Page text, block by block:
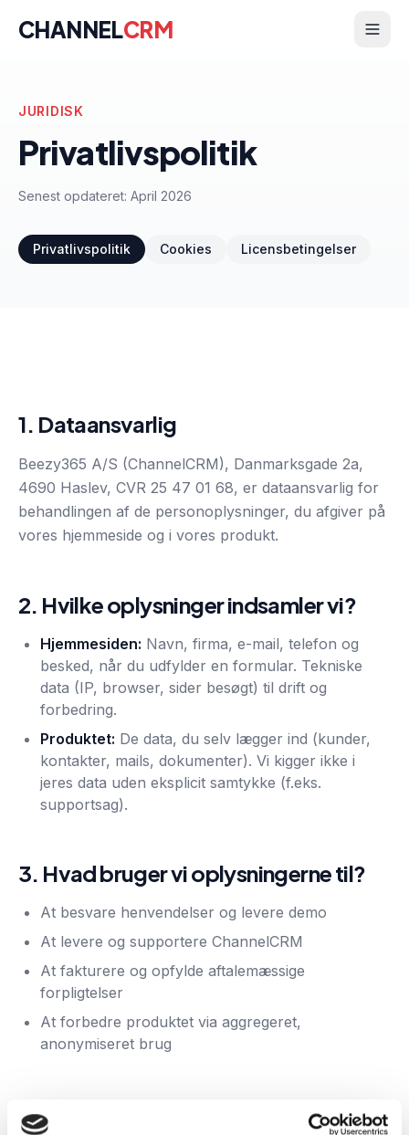
CHANNELCRM
JURIDISK
Privatlivspolitik
Senest opdateret: April 2026
Privatlivspolitik Cookies Licensbetingelser
1. Dataansvarlig
Beezy365 A/S (ChannelCRM), Danmarksgade 2a,
4690 Haslev, CVR 25 47 01 68, er dataansvarlig for
behandlingen af de personoplysninger, du afgiver på
vores hjemmeside og i vores produkt.
2. Hvilke oplysninger indsamler vi?
Hjemmesiden: Navn, firma, e-mail, telefon og
besked, når du udfylder en formular. Tekniske
data (IP, browser, sider besøgt) til drift og
forbedring.
Produktet: De data, du selv lægger ind (kunder,
kontakter, mails, dokumenter). Vi kigger ikke i
jeres data uden eksplicit samtykke (f.eks.
supportsag).
3. Hvad bruger vi oplysningerne til?
At besvare henvendelser og levere demo
At levere og supportere ChannelCRM
At fakturere og opfylde aftalemæssige
forpligtelser
At forbedre produktet via aggregeret,
anonymiseret brug
4. Hvor opbevares data?